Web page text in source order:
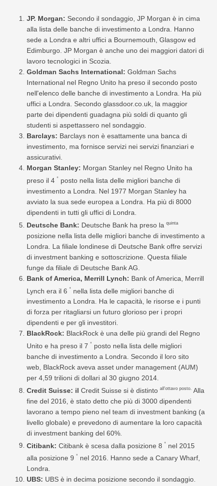
JP. Morgan: Secondo il sondaggio, JP Morgan è in cima
alla lista delle banche di investimento a Londra. Hanno
sede a Londra e altri uffici a Bournemouth, Glasgow ed
Edimburgo. JP Morgan è anche uno dei maggiori datori di
lavoro tecnologici in Scozia.
Goldman Sachs International: Goldman Sachs
International nel Regno Unito ha preso il secondo posto
nell'elenco delle banche di investimento a Londra. Ha più
uffici a Londra. Secondo glassdoor.co.uk, la maggior
parte dei dipendenti guadagna più soldi di quanto gli
studenti si aspettassero nel sondaggio.
Barclays: Barclays non è esattamente una banca di
investimento, ma fornisce servizi nei servizi finanziari e
assicurativi.
Morgan Stanley: Morgan Stanley nel Regno Unito ha
preso il 4 ° posto nella lista delle migliori banche di
investimento a Londra. Nel 1977 Morgan Stanley ha
avviato la sua sede europea a Londra. Ha più di 8000
dipendenti in tutti gli uffici di Londra.
Deutsche Bank: Deutsche Bank ha preso la quinta
posizione nella lista delle migliori banche di investimento a
Londra. La filiale londinese di Deutsche Bank offre servizi
di investment banking e sottoscrizione. Questa filiale
funge da filiale di Deutsche Bank AG.
Bank of America, Merrill Lynch: Bank of America, Merrill
Lynch era il 6 ° nella lista delle migliori banche di
investimento a Londra. Ha le capacità, le risorse e i punti
di forza per ritagliarsi un futuro glorioso per i propri
dipendenti e per gli investitori.
BlackRock: BlackRock è una delle più grandi del Regno
Unito e ha preso il 7 ° posto nella lista delle migliori
banche di investimento a Londra. Secondo il loro sito
web, BlackRock aveva asset under management (AUM)
per 4,59 trilioni di dollari al 30 giugno 2014.
Credit Suisse: il Credit Suisse si è distinto all'ottavo posto. Alla
fine del 2016, è stato detto che più di 3000 dipendenti
lavorano a tempo pieno nel team di investment banking (a
livello globale) e prevedono di aumentare la loro capacità
di investment banking del 60%.
Citibank: Citibank è scesa dalla posizione 8 ° nel 2015
alla posizione 9 ° nel 2016. Hanno sede a Canary Wharf,
Londra.
UBS: UBS è in decima posizione secondo il sondaggio.